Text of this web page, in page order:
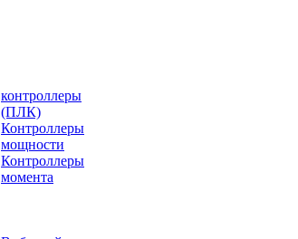
контроллеры
(ПЛК)
Контроллеры
мощности
Контроллеры
момента